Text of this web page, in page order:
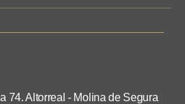
74. Altorreal - Molina de Segura